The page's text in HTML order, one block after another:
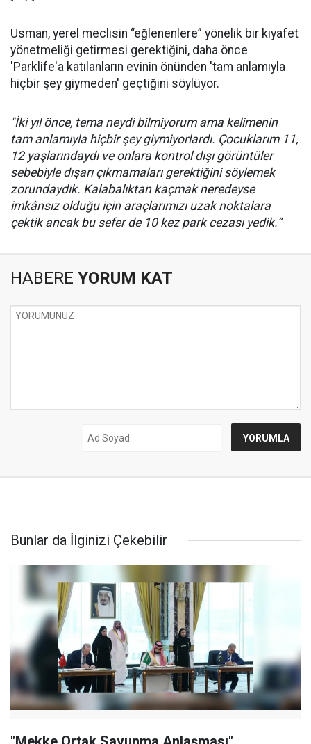
Usman, yerel meclisin “eğlenenlere” yönelik bir kıyafet
yönetmeliği getirmesi gerektiğini, daha önce
'Parklife'a katılanların evinin önünden 'tam anlamıyla
hiçbir şey giymeden' geçtiğini söylüyor.
"İki yıl önce, tema neydi bilmiyorum ama kelimenin
tam anlamıyla hiçbir şey giymiyorlardı. Çocuklarım 11,
12 yaşlarındaydı ve onlara kontrol dışı görüntüler
sebebiyle dışarı çıkmamaları gerektiğini söylemek
zorundaydık. Kalabalıktan kaçmak neredeyse
imkânsız olduğu için araçlarımızı uzak noktalara
çektik ancak bu sefer de 10 kez park cezası yedik.”
HABERE YORUM KAT
Bunlar da İlginizi Çekebilir